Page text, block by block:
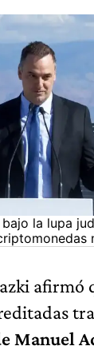
la lupa
afirmó
Manuel